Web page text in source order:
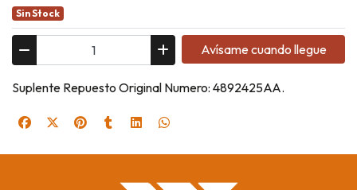
Sin Stock
Avísame cuando llegue
Suplente Repuesto Original Numero: 4892425AA.